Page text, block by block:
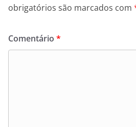
obrigatórios são marcados com
Comentário *